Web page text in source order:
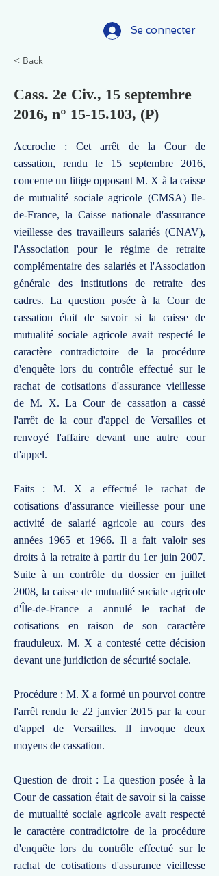
Se connecter
< Back
Cass. 2e Civ., 15 septembre
2016, n° 15-15.103, (P)
Accroche : Cet arrêt de la Cour de
cassation, rendu le 15 septembre 2016,
concerne un litige opposant M. X à la caisse
de mutualité sociale agricole (CMSA) Ile-
de-France, la Caisse nationale d'assurance
vieillesse des travailleurs salariés (CNAV),
l'Association pour le régime de retraite
complémentaire des salariés et l'Association
générale des institutions de retraite des
cadres. La question posée à la Cour de
cassation était de savoir si la caisse de
mutualité sociale agricole avait respecté le
caractère contradictoire de la procédure
d'enquête lors du contrôle effectué sur le
rachat de cotisations d'assurance vieillesse
de M. X. La Cour de cassation a cassé
l'arrêt de la cour d'appel de Versailles et
renvoyé l'affaire devant une autre cour
d'appel.
Faits : M. X a effectué le rachat de
cotisations d'assurance vieillesse pour une
activité de salarié agricole au cours des
années 1965 et 1966. Il a fait valoir ses
droits à la retraite à partir du 1er juin 2007.
Suite à un contrôle du dossier en juillet
2008, la caisse de mutualité sociale agricole
d'Île-de-France a annulé le rachat de
cotisations en raison de son caractère
frauduleux. M. X a contesté cette décision
devant une juridiction de sécurité sociale.
Procédure : M. X a formé un pourvoi contre
l'arrêt rendu le 22 janvier 2015 par la cour
d'appel de Versailles. Il invoque deux
moyens de cassation.
Question de droit : La question posée à la
Cour de cassation était de savoir si la caisse
de mutualité sociale agricole avait respecté
le caractère contradictoire de la procédure
d'enquête lors du contrôle effectué sur le
rachat de cotisations d'assurance vieillesse